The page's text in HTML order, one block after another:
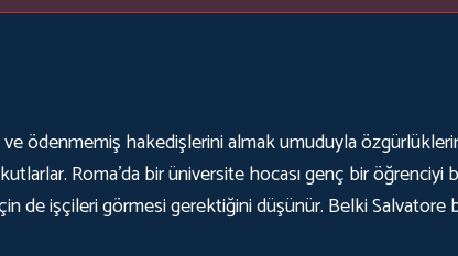
ödenmemiş hakedişlerini almak umuduyla
Roma'da bir üniversite hocası genç bir
de işçileri görmesi gerektiğini düşünür. Belki